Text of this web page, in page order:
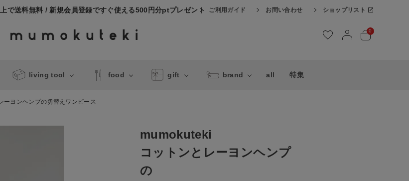
で送料無料 / 新規会員登録ですぐ使える500円分ptプレゼント ご利用ガイド お問い合わせ ショップリスト
0
living tool food gift brand all 特集
ーヨンヘンプの切替えワンピース
mumokuteki
コットンとレーヨンヘンプ
の